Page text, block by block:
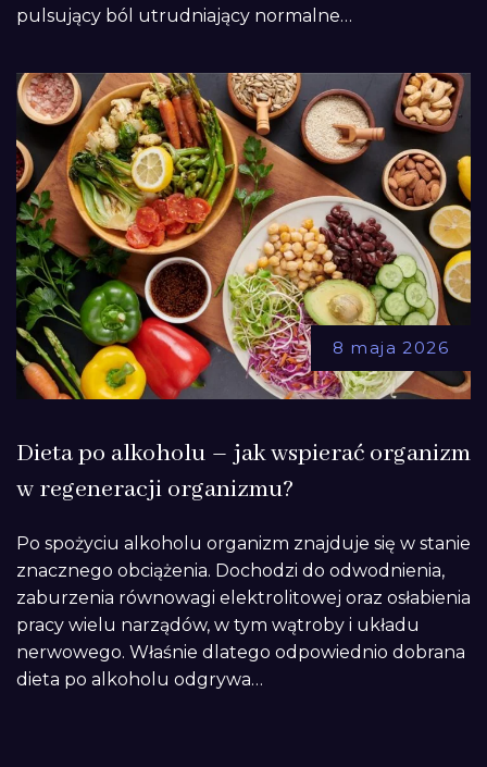
pulsujący ból utrudniający normalne…
8 maja 2026
Dieta po alkoholu – jak wspierać organizm
w regeneracji organizmu?
Po spożyciu alkoholu organizm znajduje się w stanie
znacznego obciążenia. Dochodzi do odwodnienia,
zaburzenia równowagi elektrolitowej oraz osłabienia
pracy wielu narządów, w tym wątroby i układu
nerwowego. Właśnie dlatego odpowiednio dobrana
dieta po alkoholu odgrywa…